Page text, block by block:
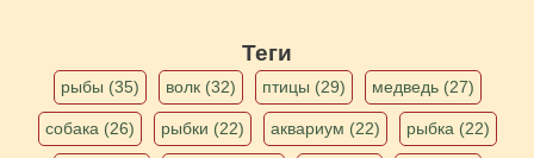
Теги
рыбы (35) волк (32) птицы (29) медведь (27)
собака (26) рыбки (22) аквариум (22) рыбка (22)